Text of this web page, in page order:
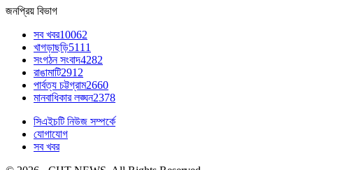
জনপ্রিয় বিভাগ
সব খবর10062
খাগড়াছড়ি5111
সংগঠন সংবাদ4282
রাঙামাটি2912
পার্বত্য চট্টগ্রাম2660
মানবাধিকার লঙ্ঘন2378
সিএইচটি নিউজ সম্পর্কে
যোগাযোগ
সব খবর